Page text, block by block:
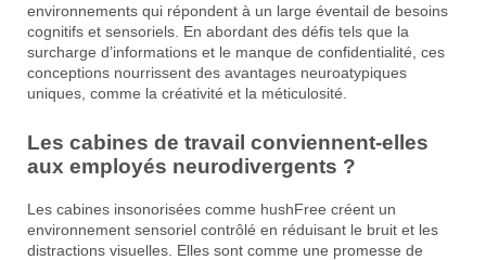
environnements qui répondent à un large éventail de besoins
cognitifs et sensoriels. En abordant des défis tels que la
surcharge d’informations et le manque de confidentialité, ces
conceptions nourrissent des avantages neuroatypiques
uniques, comme la créativité et la méticulosité.
Les cabines de travail conviennent-elles
aux employés neurodivergents ?
Les cabines insonorisées comme hushFree créent un
environnement sensoriel contrôlé en réduisant le bruit et les
distractions visuelles. Elles sont comme une promesse de